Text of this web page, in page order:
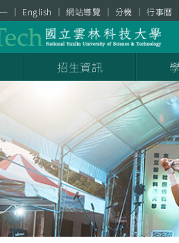
English 網站導覽 分機 行事曆
招生資訊